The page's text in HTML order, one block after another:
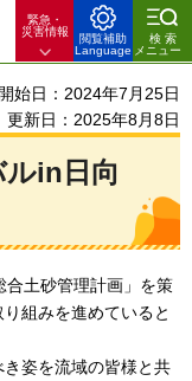
緊急・
災害情報
閲覧補助
Language
検索
メニュー
始日：2024年7月25日
更新日：2025年8月8日
in日向
合土砂管理計画」を策
組みを進めていると
姿を流域の皆様と共